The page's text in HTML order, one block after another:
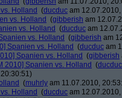
Holland (ducduc am
vs. Holland (gibberish am
vs. Holland (ducduc am
vs. Holland (gibberish am
Spanien vs. Holland (ducduc am
Spanien vs. Holland (gibberish
2010] Spanien vs. Holland (ducduc
(muhrly am 11.07.2010,
Holland (ducduc am